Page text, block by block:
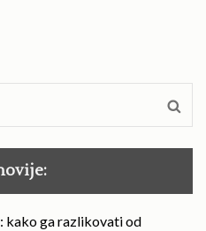
kako ga razlikovati od